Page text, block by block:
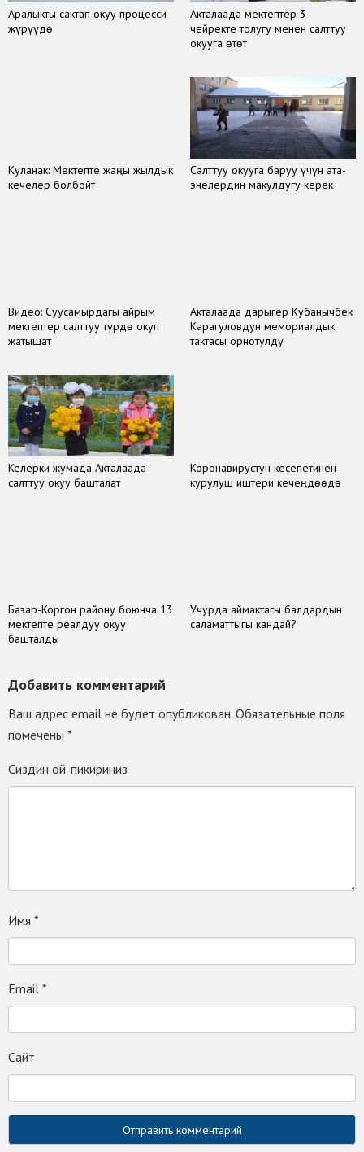
Аралыкты сактап окуу процесси
жүрүүдө
Акталаада мектептер 3-
чейректе толугу менен салттуу
окууга өтөт
Куланак: Мектепте жаңы жылдык
кечелер болбойт
Салттуу окууга баруу үчүн ата-
энелердин макулдугу керек
Видео: Суусамырдагы айрым
мектептер салттуу түрдө окуп
жатышат
Акталаада дарыгер Кубанычбек
Карагуловдун мемориалдык
тактасы орнотулду
Келерки жумада Акталаада
салттуу окуу башталат
Коронавирустун кесепетинен
курулуш иштери кечеңдөөдө
Базар-Коргон району боюнча 13
мектепте реалдуу окуу
башталды
Учурда аймактагы балдардын
саламаттыгы кандай?
Добавить комментарий
Ваш адрес email не будет опубликован. Обязательные поля
помечены *
Сиздин ой-пикириниз
Имя *
Email *
Сайт